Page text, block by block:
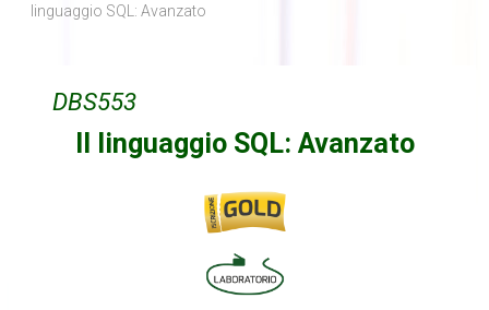
linguaggio SQL: Avanzato
DBS553
Il linguaggio SQL: Avanzato